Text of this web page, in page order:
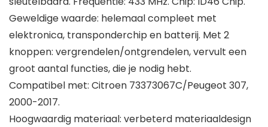
Geweldige waarde: helemaal compleet met
elektronica, transponderchip en batterij. Met 2
knoppen: vergrendelen/ontgrendelen, vervult een
groot aantal functies, die je nodig hebt.
Compatibel met: Citroen 73373067C/Peugeot 307,
2000-2017.
Hoogwaardig materiaal: verbeterd materiaaldesign